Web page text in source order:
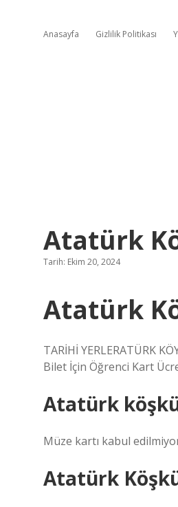
Anasayfa Gizlilik Politikası
Atatürk
Tarih: Ekim 20, 2024
Atatürk
TARİHİ YERLERATÜRK
Bilet İçin Öğrenci Kart
Atatürk
Müze kartı kabul
Atatürk